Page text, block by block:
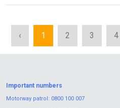
‹ 1 2 3 4
Important numbers
Motorway patrol: 0800 100 007